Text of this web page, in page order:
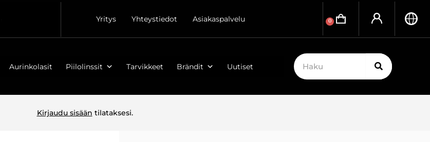
Yritys Yhteystiedot Asiakaspalvelu 0
Aurinkolasit Piilolinssit Tarvikkeet Brändit Uutiset
Kirjaudu sisään tilataksesi.